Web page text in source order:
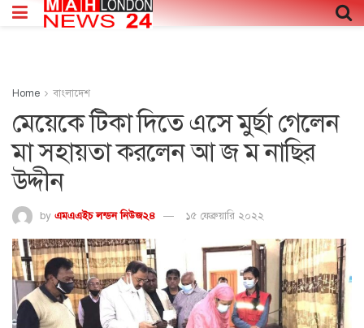
Home বাংলাদেশ
মেয়েকে টিকা দিতে এসে মুর্ছা গেলেন
মা সহায়তা করলেন আ জ ম নাছির
উদ্দীন
by এমএএইচ লন্ডন নিউজ২৪ ১৫ ফেব্রুয়ারি ২০২২